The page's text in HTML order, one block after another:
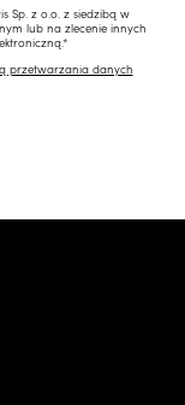
Sp. z o.o. z siedzibą w
lub na zlecenie innych
przetwarzania danych